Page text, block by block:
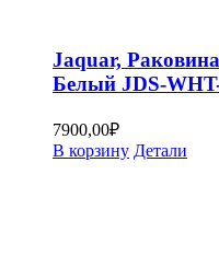
Jaquar,
Белый JDS-
7900,00₽
В корзину Детали